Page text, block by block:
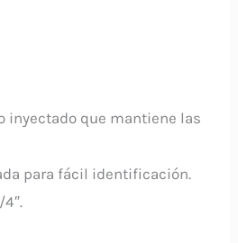
inyectado que mantiene las
para fácil identificación.
4″.